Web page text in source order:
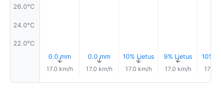
26.0°C
24.0°C
22.0°C
0.0 mm
↑
17.0 km/h
0.0 mm
↑
17.0 km/h
10% Lietus
↑
17.0 km/h
9% Lietus
↑
17.0 km/h
10%
17.0